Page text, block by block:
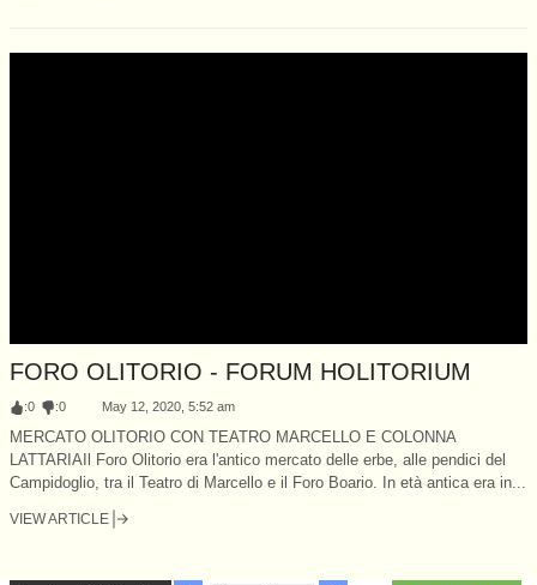
FORO OLITORIO - FORUM HOLITORIUM
:0 :0 May 12, 2020, 5:52 am
MERCATO OLITORIO CON TEATRO MARCELLO E COLONNA
LATTARIAIl Foro Olitorio era l'antico mercato delle erbe, alle pendici del
Campidoglio, tra il Teatro di Marcello e il Foro Boario. In età antica era in...
VIEW ARTICLE